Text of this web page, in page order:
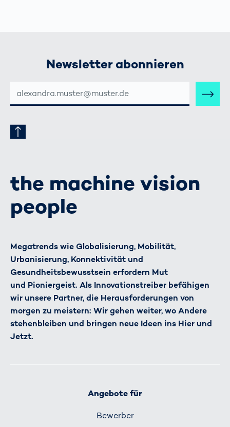
Newsletter abonnieren
MAIL-
ADRESSE
the machine vision
people
Megatrends wie Globalisierung, Mobilität,
Urbanisierung, Konnektivität und
Gesundheitsbewusstsein erfordern Mut
und Pioniergeist. Als Innovationstreiber befähigen
wir unsere Partner, die Herausforderungen von
morgen zu meistern: Wir gehen weiter, wo Andere
stehenbleiben und bringen neue Ideen ins Hier und
Jetzt.
Angebote für
Bewerber